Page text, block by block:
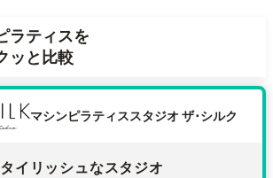
ラティスを
ッと比較
マシンピラティススタジオ ザ･シルク
イリッシュなスタジオ